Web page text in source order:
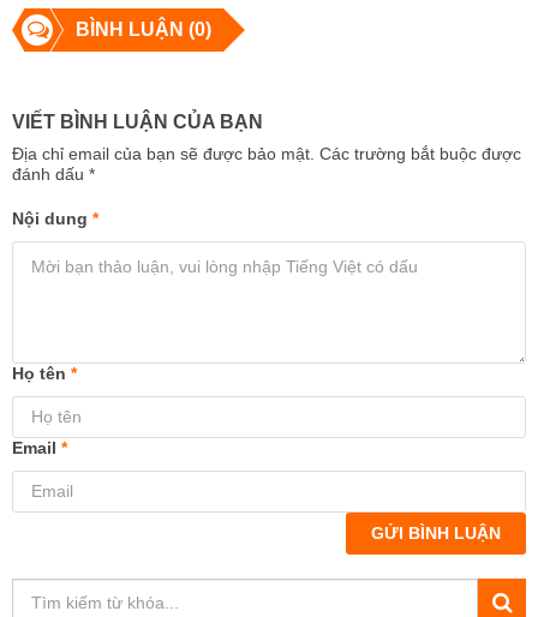
BÌNH LUẬN (0)
VIẾT BÌNH LUẬN CỦA BẠN
Địa chỉ email của bạn sẽ được bảo mật. Các trường bắt buộc được
đánh dấu *
Nội dung *
Họ tên *
Email *
GỬI BÌNH LUẬN